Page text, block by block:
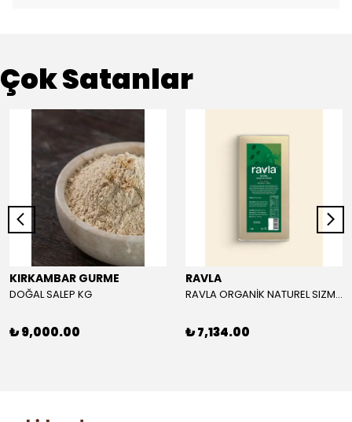
Çok Satanlar
KIRKAMBAR GURME
DOĞAL SALEP KG
₺ 9,000.00
RAVLA
RAVLA ORGANİK NATUREL SIZMA ZEYTİNYAĞI 5L
₺ 7,134.00